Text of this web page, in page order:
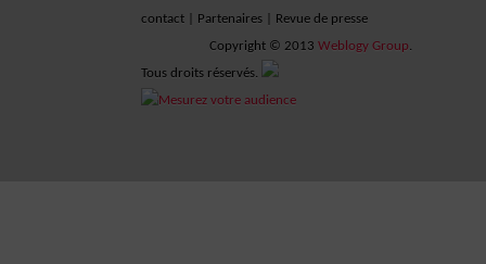
contact
Partenaires
Revue de presse
Copyright © 2013Weblogy Group.
Tous droits réservés.